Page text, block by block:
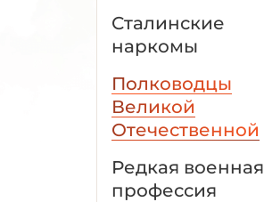
Сталинские
наркомы
Полководцы
Великой
Отечественной
Редкая военная
профессия